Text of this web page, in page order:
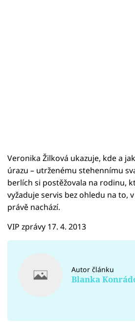
Veronika Žilková ukazuje, kde a
úrazu – utrženému stehennímu
berlích si postěžovala na rodinu,
vyžaduje servis bez ohledu na to,
právě nachází.
VIP zprávy 17. 4. 2013
Autor článku
Blanka